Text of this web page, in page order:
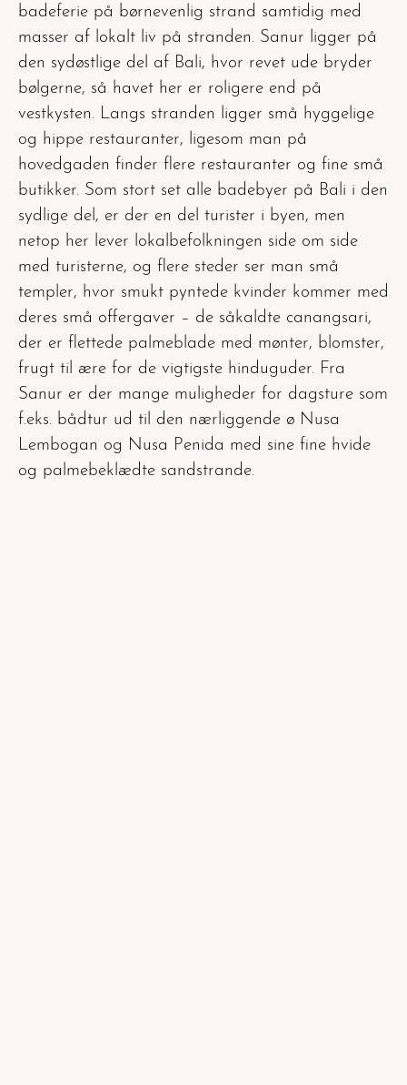
badeferie på børnevenlig strand samtidig med
masser af lokalt liv på stranden. Sanur ligger på
den sydøstlige del af Bali, hvor revet ude bryder
bølgerne, så havet her er roligere end på
vestkysten. Langs stranden ligger små hyggelige
og hippe restauranter, ligesom man på
hovedgaden finder flere restauranter og fine små
butikker. Som stort set alle badebyer på Bali i den
sydlige del, er der en del turister i byen, men
netop her lever lokalbefolkningen side om side
med turisterne, og flere steder ser man små
templer, hvor smukt pyntede kvinder kommer med
deres små offergaver – de såkaldte canangsari,
der er flettede palmeblade med mønter, blomster,
frugt til ære for de vigtigste hinduguder. Fra
Sanur er der mange muligheder for dagsture som
f.eks. bådtur ud til den nærliggende ø Nusa
Lembogan og Nusa Penida med sine fine hvide
og palmebeklædte sandstrande.